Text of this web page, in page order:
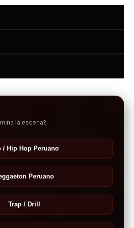
la escena?
/ Hip Hop Peruano
Peruano
Trap / Drill